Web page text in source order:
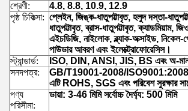
শ্রেণী:
4.8, 8.8, 10.9, 12.9
পৃষ্ঠ চিকিত্সা: প্লেইন, জিঙ্ক-ধাতুপট্টাবৃত, হলুদ দস্তা-
ধাতুপট্টাবৃত, ব্রাস-ধাতুপট্টাবৃত, ক্যাডমিয়াম,
এইচডিজি, নাইলোক, ব্ল্যাক-অক্সাইড, নিকেল-
পাউডার আবরণ এবং ইলেক্ট্রোফোরেসিস।
স্ট্যান্ডার্ড:
ISO, DIN, ANSI, JIS, BS এবং অ-
সনদপত্র:
GB/T19001-2008/ISO9001:2008
এটি ROHS, SGS এবং পরিবেশ সুরক্ষার
পণ্য
পরিসীমা:
ডায়া: 3-46 মিমি সর্বোচ্চ দৈর্ঘ্য: 500 মিমি